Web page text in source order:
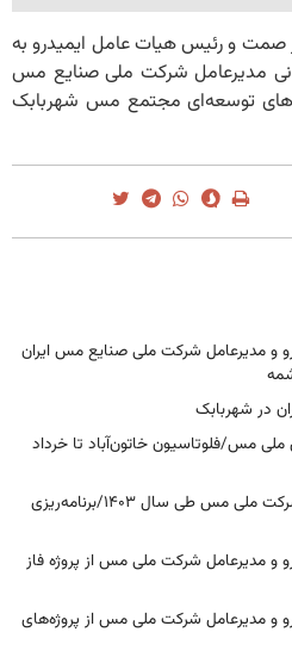
صمت و رئیس هیات عامل ایمیدرو به
مدیرعامل شرکت ملی صنایع مس
توسعه‌ای مجتمع مس شهربابک
و مدیرعامل شرکت ملی صنایع مس ایران
در شهربابک
توسعه‌ای ملی مس/فلوتاسیون خاتون‌آباد تا خرداد
آغاز عملیات اجرایی ۲۸ پروژه شرکت ملی مس طی سال ۱۴۰۳/برنامه‌ریزی
و مدیرعامل شرکت ملی مس از پروژه فاز
و مدیرعامل شرکت ملی مس از پروژه‌های